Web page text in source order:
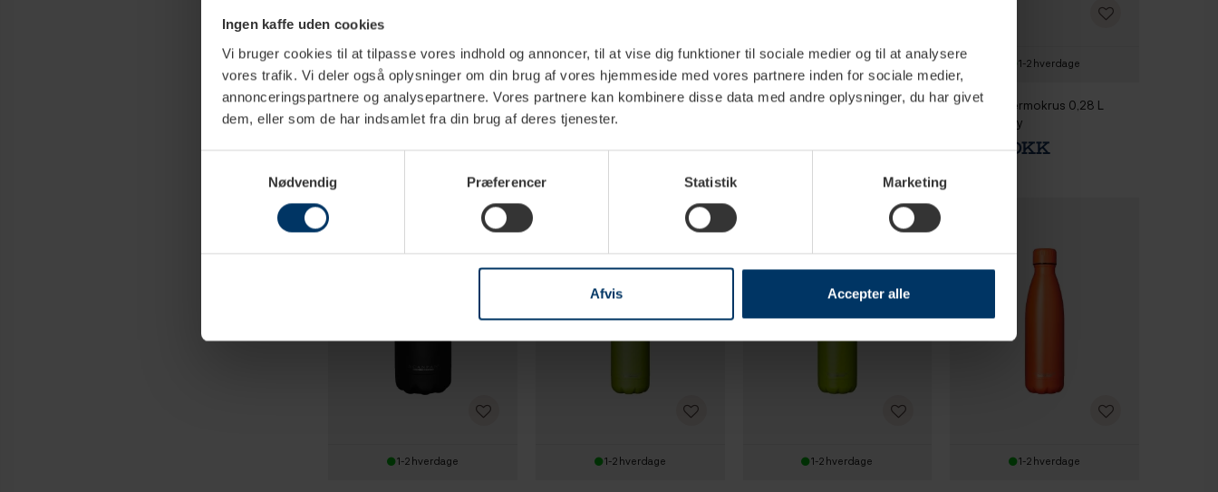
Ingen kaffe uden cookies
Vi bruger cookies til at tilpasse vores indhold og annoncer, til at vise dig funktioner til sociale medier og til at analysere
vores trafik. Vi deler også oplysninger om din brug af vores hjemmeside med vores partnere inden for sociale medier,
annonceringspartnere og analysepartnere. Vores partnere kan kombinere disse data med andre oplysninger, du har givet
dem, eller som de har indsamlet fra din brug af deres tjenester.
Nødvendig
Præferencer Statistik Marketing
Afvis Accepter alle
1-2 hverdage
Scanpan Termokrus 0,28 L
Candy Pink
169,95 DKK
1-2 hverdage
Scanpan Termokrus 0,28 L
Sunshine
169,95 DKK
1-2 hverdage
Scanpan Termokrus 0,28 L
169,95 DKK
1-2 hverdage
Scanpan Termokrus 0,28 L
Neutral Grey
169,95 DKK
1-2 hverdage 1-2 hverdage 1-2 hverdage 1-2 hverdage